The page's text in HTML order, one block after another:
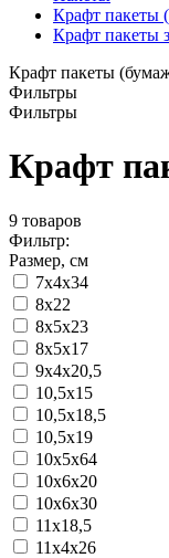
Крафт пакеты
Крафт пакеты
Крафт пакеты
Фильтры
Фильтры
Крафт
9 товаров
Фильтр:
Размер, см
7х4х34
8x22
8x5x23
8х5х17
9х4х20,5
10,5х15
10,5х18,5
10,5х19
10х5х64
10х6х20
10х6х30
11х18,5
11х4х26